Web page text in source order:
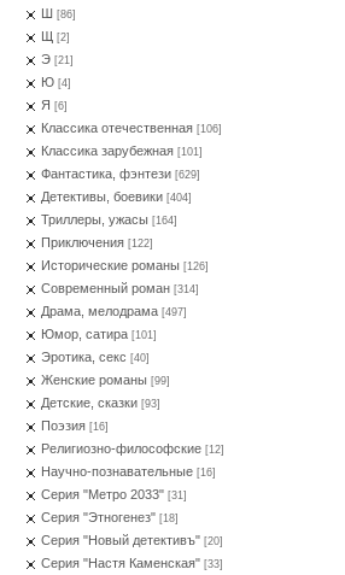
Ш [86]
Щ [2]
Э [21]
Ю [4]
Я [6]
Классика отечественная [106]
Классика зарубежная [101]
Фантастика, фэнтези [629]
Детективы, боевики [404]
Триллеры, ужасы [164]
Приключения [122]
Исторические романы [126]
Современный роман [314]
Драма, мелодрама [497]
Юмор, сатира [101]
Эротика, секс [40]
Женские романы [99]
Детские, сказки [93]
Поэзия [16]
Религиозно-философские [12]
Научно-познавательные [16]
Серия "Метро 2033" [31]
Серия "Этногенез" [18]
Серия "Новый детективъ" [20]
Серия "Настя Каменская" [33]